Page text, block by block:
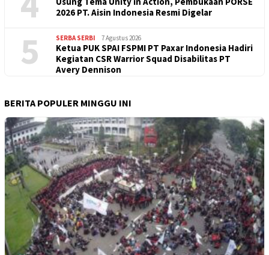
2026 PT. Aisin Indonesia Resmi Digelar
5 SERBA SERBI 7 Agustus 2026
Ketua PUK SPAI FSPMI PT Paxar Indonesia Hadiri
Kegiatan CSR Warrior Squad Disabilitas PT
Avery Dennison
BERITA POPULER MINGGU INI